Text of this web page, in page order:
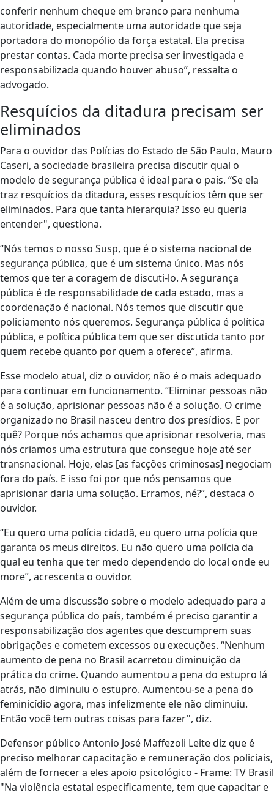
conferir nenhum cheque em branco para nenhuma
autoridade, especialmente uma autoridade que seja
portadora do monopólio da força estatal. Ela precisa
prestar contas. Cada morte precisa ser investigada e
responsabilizada quando houver abuso”, ressalta o
advogado.
Resquícios da ditadura precisam ser
eliminados
Para o ouvidor das Polícias do Estado de São Paulo, Mauro
Caseri, a sociedade brasileira precisa discutir qual o
modelo de segurança pública é ideal para o país. “Se ela
traz resquícios da ditadura, esses resquícios têm que ser
eliminados. Para que tanta hierarquia? Isso eu queria
entender", questiona.
“Nós temos o nosso Susp, que é o sistema nacional de
segurança pública, que é um sistema único. Mas nós
temos que ter a coragem de discuti-lo. A segurança
pública é de responsabilidade de cada estado, mas a
coordenação é nacional. Nós temos que discutir que
policiamento nós queremos. Segurança pública é política
pública, e política pública tem que ser discutida tanto por
quem recebe quanto por quem a oferece”, afirma.
Esse modelo atual, diz o ouvidor, não é o mais adequado
para continuar em funcionamento. “Eliminar pessoas não
é a solução, aprisionar pessoas não é a solução. O crime
organizado no Brasil nasceu dentro dos presídios. E por
quê? Porque nós achamos que aprisionar resolveria, mas
nós criamos uma estrutura que consegue hoje até ser
transnacional. Hoje, elas [as facções criminosas] negociam
fora do país. E isso foi por que nós pensamos que
aprisionar daria uma solução. Erramos, né?”, destaca o
ouvidor.
“Eu quero uma polícia cidadã, eu quero uma polícia que
garanta os meus direitos. Eu não quero uma polícia da
qual eu tenha que ter medo dependendo do local onde eu
more”, acrescenta o ouvidor.
Além de uma discussão sobre o modelo adequado para a
segurança pública do país, também é preciso garantir a
responsabilização dos agentes que descumprem suas
obrigações e cometem excessos ou execuções. “Nenhum
aumento de pena no Brasil acarretou diminuição da
prática do crime. Quando aumentou a pena do estupro lá
atrás, não diminuiu o estupro. Aumentou-se a pena do
feminicídio agora, mas infelizmente ele não diminuiu.
Então você tem outras coisas para fazer", diz.
Defensor público Antonio José Maffezoli Leite diz que é
preciso melhorar capacitação e remuneração dos policiais,
além de fornecer a eles apoio psicológico - Frame: TV Brasil
"Na violência estatal especificamente, tem que capacitar e